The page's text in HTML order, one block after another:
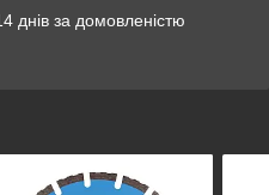
днів за домовленістю